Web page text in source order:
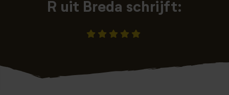
R uit Breda schrijft: